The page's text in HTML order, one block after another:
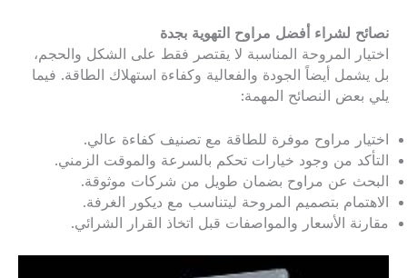
نصائح لشراء أفضل مراوح التهوية بجدة
اختيار المروحة المناسبة لا يقتصر فقط على الشكل والحجم،
بل يشمل أيضاً الجودة والفعالية وكفاءة استهلاك الطاقة. فيما
يلي بعض النصائح المهمة:
اختيار مراوح موفرة للطاقة مع تصنيف كفاءة عالي.
التأكد من وجود خيارات تحكم بالسرعة والموقت الزمني.
البحث عن مراوح بضمان طويل من شركات موثوقة.
الاهتمام بتصميم المروحة ليتناسب مع ديكور الغرفة.
مقارنة الأسعار والمواصفات قبل اتخاذ القرار الشرائي.